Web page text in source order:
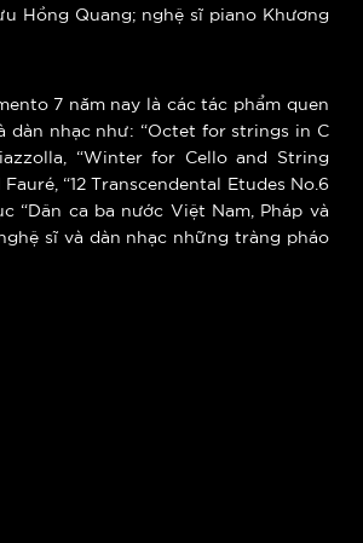
Hồng Quang; nghệ sĩ piano Khương
7 năm nay là các tác phẩm quen
dàn nhạc như: “Octet for strings in C
“Winter for Cello and String
“12 Transcendental Etudes No.6
“Dân ca ba nước Việt Nam, Pháp và
sĩ và dàn nhạc những tràng pháo